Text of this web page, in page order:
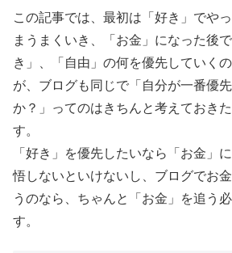
この記事では、最初は「好き」でや
まうまくいき、「お金」になった後
き」、「自由」の何を優先していく
が、ブログも同じで「自分が一番優
か？」ってのはきちんと考えておき
す。
「好き」を優先したいなら「お金」
悟しないといけないし、ブログでお
うのなら、ちゃんと「お金」を追う
す。